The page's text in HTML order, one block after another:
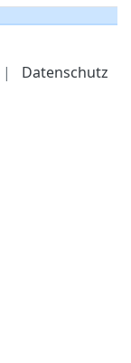
| Datenschutz